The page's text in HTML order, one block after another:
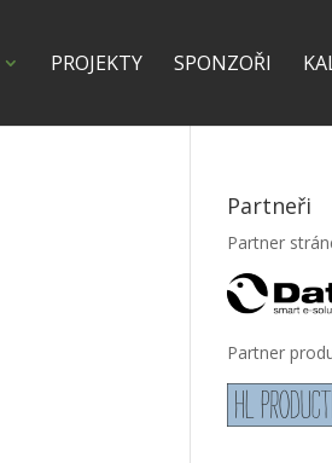
PROJEKTY SPONZOŘI
Partneři
Partner
Partner